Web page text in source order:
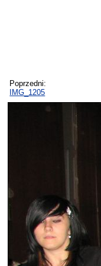
Poprzedni:
IMG_1205